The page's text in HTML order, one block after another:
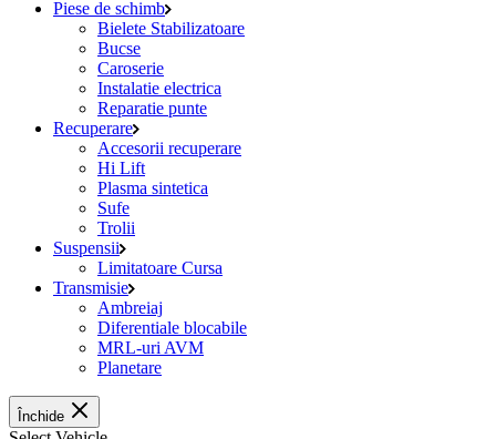
Piese de schimb
Bielete Stabilizatoare
Bucse
Caroserie
Instalatie electrica
Reparatie punte
Recuperare
Accesorii recuperare
Hi Lift
Plasma sintetica
Sufe
Trolii
Suspensii
Limitatoare Cursa
Transmisie
Ambreiaj
Diferentiale blocabile
MRL-uri AVM
Planetare
Închide